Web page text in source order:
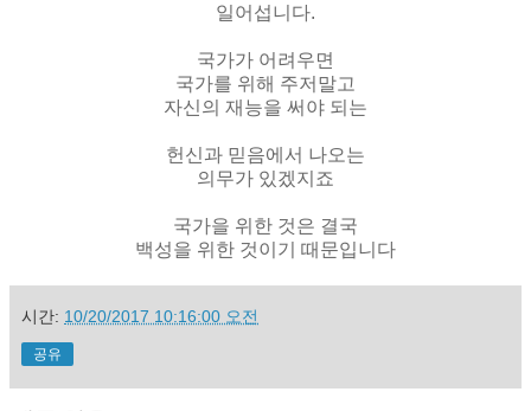
일어섭니다.
국가가 어려우면
국가를 위해 주저말고
자신의 재능을 써야 되는
헌신과 믿음에서 나오는
의무가 있겠지죠
국가을 위한 것은 결국
백성을 위한 것이기 때문입니다
시간: 10/20/2017 10:16:00 오전
공유